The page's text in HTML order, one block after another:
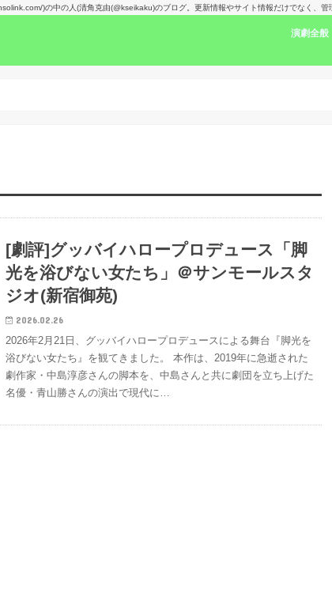
)の中の人(清角克由(@kseikaku)のブログ。更新情報やサイト情報だけでなく、管
演劇全般
演劇感想
舞台で見
楽しみな
演劇賞
[劇評]グッバイハロープロデュース「脚
光を浴びない女たち」＠サンモールスタ
ジオ(新宿御苑)
2026.02.26
2026年2月21日、グッバイハロープロデュースによる舞台『脚光を
浴びない女たち』を観てきました。 本作は、2019年に急逝された
劇作家・中島淳彦さんの脚本を、中島さんと共に劇団を立ち上げた
名優・青山勝さんの演出で現代に…